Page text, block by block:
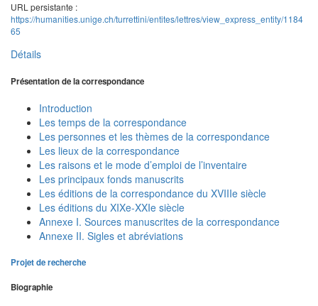
URL persistante :
https://humanities.unige.ch/turrettini/entites/lettres/view_express_entity/1184
65
Détails
Présentation de la correspondance
Introduction
Les temps de la correspondance
Les personnes et les thèmes de la correspondance
Les lieux de la correspondance
Les raisons et le mode d’emploi de l’inventaire
Les principaux fonds manuscrits
Les éditions de la correspondance du XVIIIe siècle
Les éditions du XIXe-XXIe siècle
Annexe I. Sources manuscrites de la correspondance
Annexe II. Sigles et abréviations
Projet de recherche
Biographie